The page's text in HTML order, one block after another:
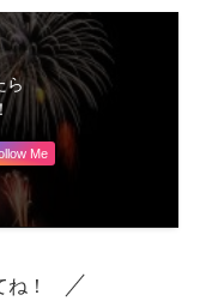
ら
Me
！